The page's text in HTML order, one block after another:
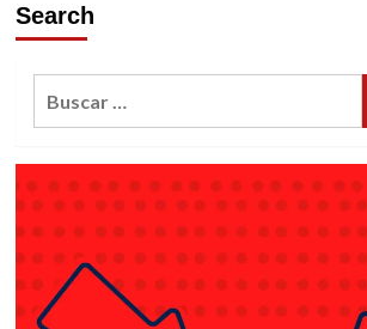
Search